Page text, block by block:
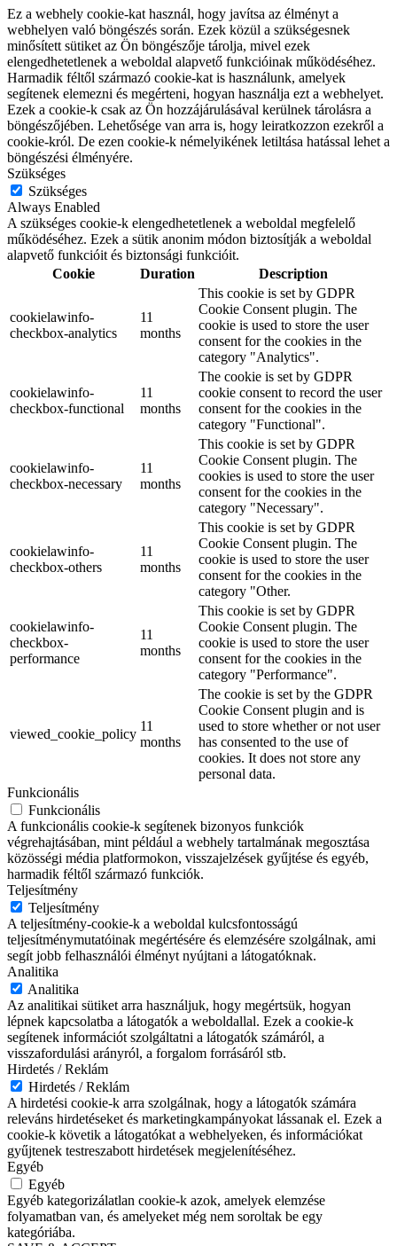
Ez a webhely cookie-kat használ, hogy javítsa az élményt a
webhelyen való böngészés során. Ezek közül a szükségesnek
minősített sütiket az Ön böngészője tárolja, mivel ezek
elengedhetetlenek a weboldal alapvető funkcióinak működéséhez.
Harmadik féltől származó cookie-kat is használunk, amelyek
segítenek elemezni és megérteni, hogyan használja ezt a webhelyet.
Ezek a cookie-k csak az Ön hozzájárulásával kerülnek tárolásra a
böngészőjében. Lehetősége van arra is, hogy leiratkozzon ezekről a
cookie-król. De ezen cookie-k némelyikének letiltása hatással lehet a
böngészési élményére.
Szükséges
Szükséges
Always Enabled
A szükséges cookie-k elengedhetetlenek a weboldal megfelelő
működéséhez. Ezek a sütik anonim módon biztosítják a weboldal
alapvető funkcióit és biztonsági funkcióit.
Cookie
Duration Description
cookielawinfo-
checkbox-analytics
11
months
This cookie is set by GDPR
Cookie Consent plugin. The
cookie is used to store the user
consent for the cookies in the
category "Analytics".
cookielawinfo-
checkbox-functional
11
months
The cookie is set by GDPR
cookie consent to record the user
consent for the cookies in the
category "Functional".
cookielawinfo-
checkbox-necessary
11
months
This cookie is set by GDPR
Cookie Consent plugin. The
cookies is used to store the user
consent for the cookies in the
category "Necessary".
cookielawinfo-
checkbox-others
11
months
This cookie is set by GDPR
Cookie Consent plugin. The
cookie is used to store the user
consent for the cookies in the
category "Other.
cookielawinfo-
checkbox-
performance
11
months
This cookie is set by GDPR
Cookie Consent plugin. The
cookie is used to store the user
consent for the cookies in the
category "Performance".
viewed_cookie_policy
11
months
The cookie is set by the GDPR
Cookie Consent plugin and is
used to store whether or not user
has consented to the use of
cookies. It does not store any
personal data.
Funkcionális
Funkcionális
A funkcionális cookie-k segítenek bizonyos funkciók
végrehajtásában, mint például a webhely tartalmának megosztása
közösségi média platformokon, visszajelzések gyűjtése és egyéb,
harmadik féltől származó funkciók.
Teljesítmény
Teljesítmény
A teljesítmény-cookie-k a weboldal kulcsfontosságú
teljesítménymutatóinak megértésére és elemzésére szolgálnak, ami
segít jobb felhasználói élményt nyújtani a látogatóknak.
Analitika
Analitika
Az analitikai sütiket arra használjuk, hogy megértsük, hogyan
lépnek kapcsolatba a látogatók a weboldallal. Ezek a cookie-k
segítenek információt szolgáltatni a látogatók számáról, a
visszafordulási arányról, a forgalom forrásáról stb.
Hirdetés / Reklám
Hirdetés / Reklám
A hirdetési cookie-k arra szolgálnak, hogy a látogatók számára
releváns hirdetéseket és marketingkampányokat lássanak el. Ezek a
cookie-k követik a látogatókat a webhelyeken, és információkat
gyűjtenek testreszabott hirdetések megjelenítéséhez.
Egyéb
Egyéb
Egyéb kategorizálatlan cookie-k azok, amelyek elemzése
folyamatban van, és amelyeket még nem soroltak be egy
kategóriába.